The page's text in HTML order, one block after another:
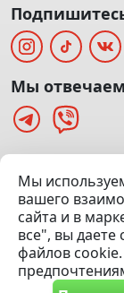
(Офис: 5 этаж |
Посмотреть на
© 2020 — 2026
192961100 |
Мы
вашего
сайта и в
все", вы даете
файлов
Мы